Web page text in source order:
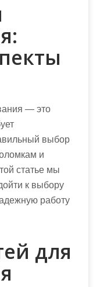
— это
выбор
и
статье мы
к выбору
работу
для